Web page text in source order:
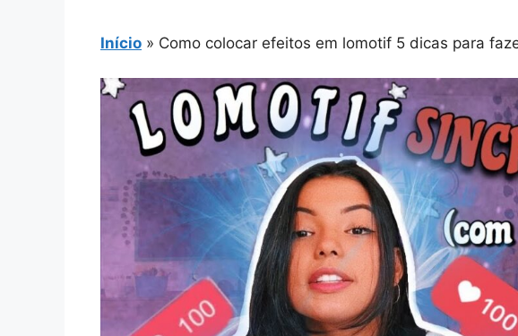
Início » Como colocar efeitos em lomotif 5 dicas para